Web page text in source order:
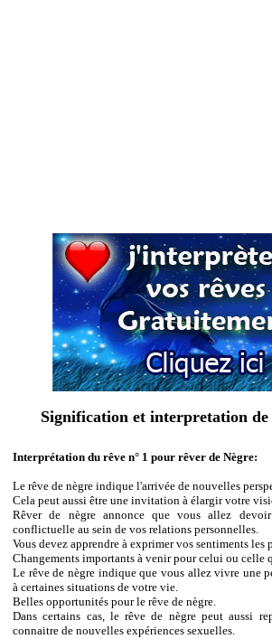
Signification et interpretation de
Interprétation du rêve n° 1 pour rêver de Nègre:
Le rêve de nègre indique l'arrivée de nouvelles
Cela peut aussi être une invitation à élargir votre
Rêver de nègre annonce que vous allez
conflictuelle au sein de vos relations personnelles.
Vous devez apprendre à exprimer vos sentiments les
Changements importants à venir pour celui ou celle
Le rêve de nègre indique que vous allez vivre une
à certaines situations de votre vie.
Belles opportunités pour le rêve de nègre.
Dans certains cas, le rêve de nègre peut aussi
connaitre de nouvelles expériences sexuelles.